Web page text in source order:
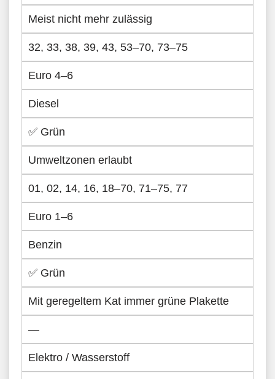
Meist nicht mehr zulässig
32, 33, 38, 39, 43, 53–70, 73–75
Euro 4–6
Diesel
✅ Grün
Umweltzonen erlaubt
01, 02, 14, 16, 18–70, 71–75, 77
Euro 1–6
Benzin
✅ Grün
Mit geregeltem Kat immer grüne Plakette
—
Elektro / Wasserstoff